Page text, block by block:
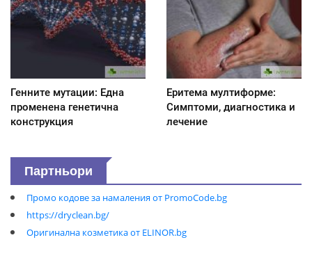
Генните мутации: Една
променена генетична
конструкция
Еритема мултиформе:
Симптоми, диагностика и
лечение
Партньори
Промо кодове за намаления от PromoCode.bg
https://dryclean.bg/
Оригинална козметика от ELINOR.bg